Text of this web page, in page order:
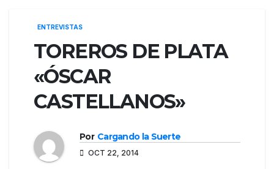
ENTREVISTAS
TOREROS DE PLATA
«ÓSCAR
CASTELLANOS»
Por Cargando la Suerte
OCT 22, 2014